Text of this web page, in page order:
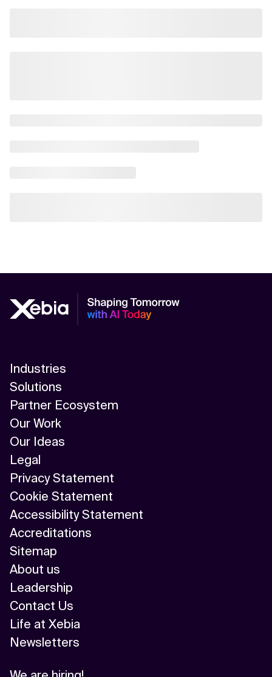
Industries
Solutions
Partner Ecosystem
Our Work
Our Ideas
Legal
Privacy Statement
Cookie Statement
Accessibility Statement
Accreditations
Sitemap
About us
Leadership
Contact Us
Life at Xebia
Newsletters